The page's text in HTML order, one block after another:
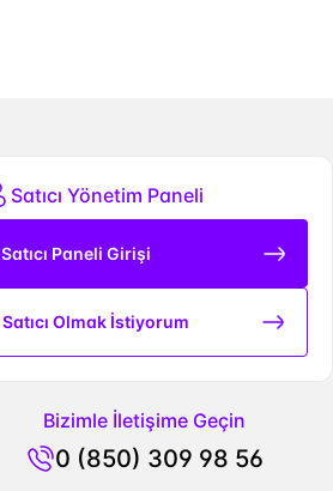
Satıcı Yönetim Paneli
Satıcı Paneli Girişi
Satıcı Olmak İstiyorum
Bizimle İletişime Geçin
0 (850) 309 98 56